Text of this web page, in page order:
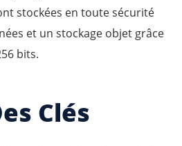
stockées en toute sécurité
et un stockage objet grâce
bits.
Clés